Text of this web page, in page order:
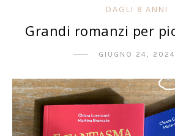
DAGLI 8 ANNI
Grandi romanzi per
GIUGNO 24, 2024